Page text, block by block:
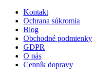
Kontakt
Ochrana súkromia
Blog
Obchodné podmienky
GDPR
O nás
Cenník dopravy